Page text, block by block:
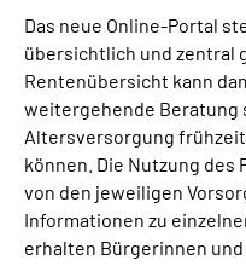
Das neue Online-Portal
übersichtlich und zentral
Rentenübersicht kann
weitergehende Beratung
Altersversorgung
können. Die Nutzung
von den jeweiligen
Informationen zu
erhalten Bürgerinnen